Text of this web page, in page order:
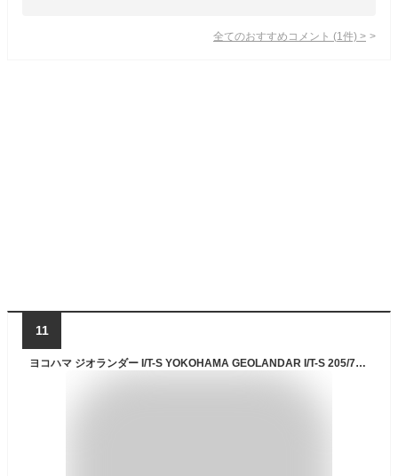
全てのおすすめコメント (1 件) >
11
ヨコハマ ジオランダー I/T-S YOKOHAMA GEOLANDAR I/T-S 205/70R15 96Q マルチスチール 〈キャップ無〉 6Jx15 +45 4/100 114.3 シルバー(銀色)系 CR-V